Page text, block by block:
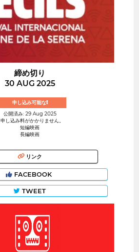
締め切り
30 AUG 2025
申し込み可能な!
公開済み: 29 Aug 2025
申し込み料がかかりません。
短編映画
長編映画
リンク
FACEBOOK
TWEET